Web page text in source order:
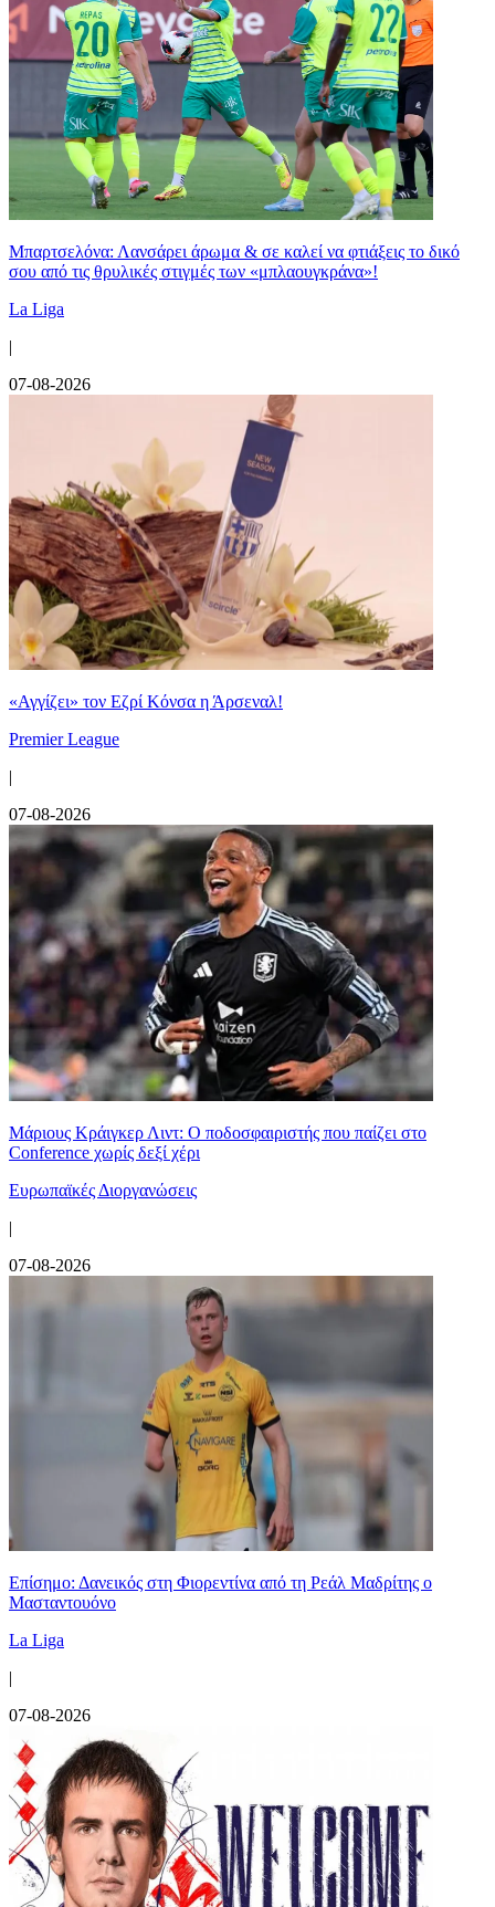
Μπαρτσελόνα: Λανσάρει άρωμα & σε καλεί να φτιάξεις το δικό
σου από τις θρυλικές στιγμές των «μπλαουγκράνα»!
La Liga
|
07-08-2026
«Αγγίζει» τον Εζρί Κόνσα η Άρσεναλ!
Premier League
|
07-08-2026
Μάριους Κράιγκερ Λιντ: Ο ποδοσφαιριστής που παίζει στο
Conference χωρίς δεξί χέρι
Ευρωπαϊκές Διοργανώσεις
|
07-08-2026
Επίσημο: Δανεικός στη Φιορεντίνα από τη Ρεάλ Μαδρίτης ο
Μασταντουόνο
La Liga
|
07-08-2026